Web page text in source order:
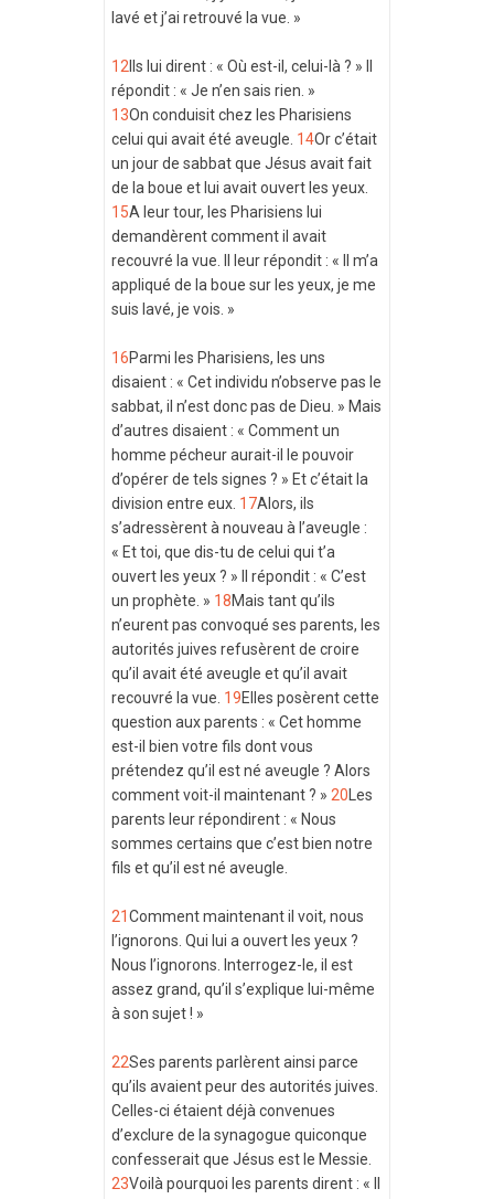
lavé et j’ai retrouvé la vue. »
12Ils lui dirent : « Où est-il, celui-là ? » Il
répondit : « Je n’en sais rien. »
13On conduisit chez les Pharisiens
celui qui avait été aveugle. 14Or c’était
un jour de sabbat que Jésus avait fait
de la boue et lui avait ouvert les yeux.
15A leur tour, les Pharisiens lui
demandèrent comment il avait
recouvré la vue. Il leur répondit : « Il m’a
appliqué de la boue sur les yeux, je me
suis lavé, je vois. »
16Parmi les Pharisiens, les uns
disaient : « Cet individu n’observe pas le
sabbat, il n’est donc pas de Dieu. » Mais
d’autres disaient : « Comment un
homme pécheur aurait-il le pouvoir
d’opérer de tels signes ? » Et c’était la
division entre eux. 17Alors, ils
s’adressèrent à nouveau à l’aveugle :
« Et toi, que dis-tu de celui qui t’a
ouvert les yeux ? » Il répondit : « C’est
un prophète. » 18Mais tant qu’ils
n’eurent pas convoqué ses parents, les
autorités juives refusèrent de croire
qu’il avait été aveugle et qu’il avait
recouvré la vue. 19Elles posèrent cette
question aux parents : « Cet homme
est-il bien votre fils dont vous
prétendez qu’il est né aveugle ? Alors
comment voit-il maintenant ? » 20Les
parents leur répondirent : « Nous
sommes certains que c’est bien notre
fils et qu’il est né aveugle.
21Comment maintenant il voit, nous
l’ignorons. Qui lui a ouvert les yeux ?
Nous l’ignorons. Interrogez-le, il est
assez grand, qu’il s’explique lui-même
à son sujet ! »
22Ses parents parlèrent ainsi parce
qu’ils avaient peur des autorités juives.
Celles-ci étaient déjà convenues
d’exclure de la synagogue quiconque
confesserait que Jésus est le Messie.
23Voilà pourquoi les parents dirent : « Il